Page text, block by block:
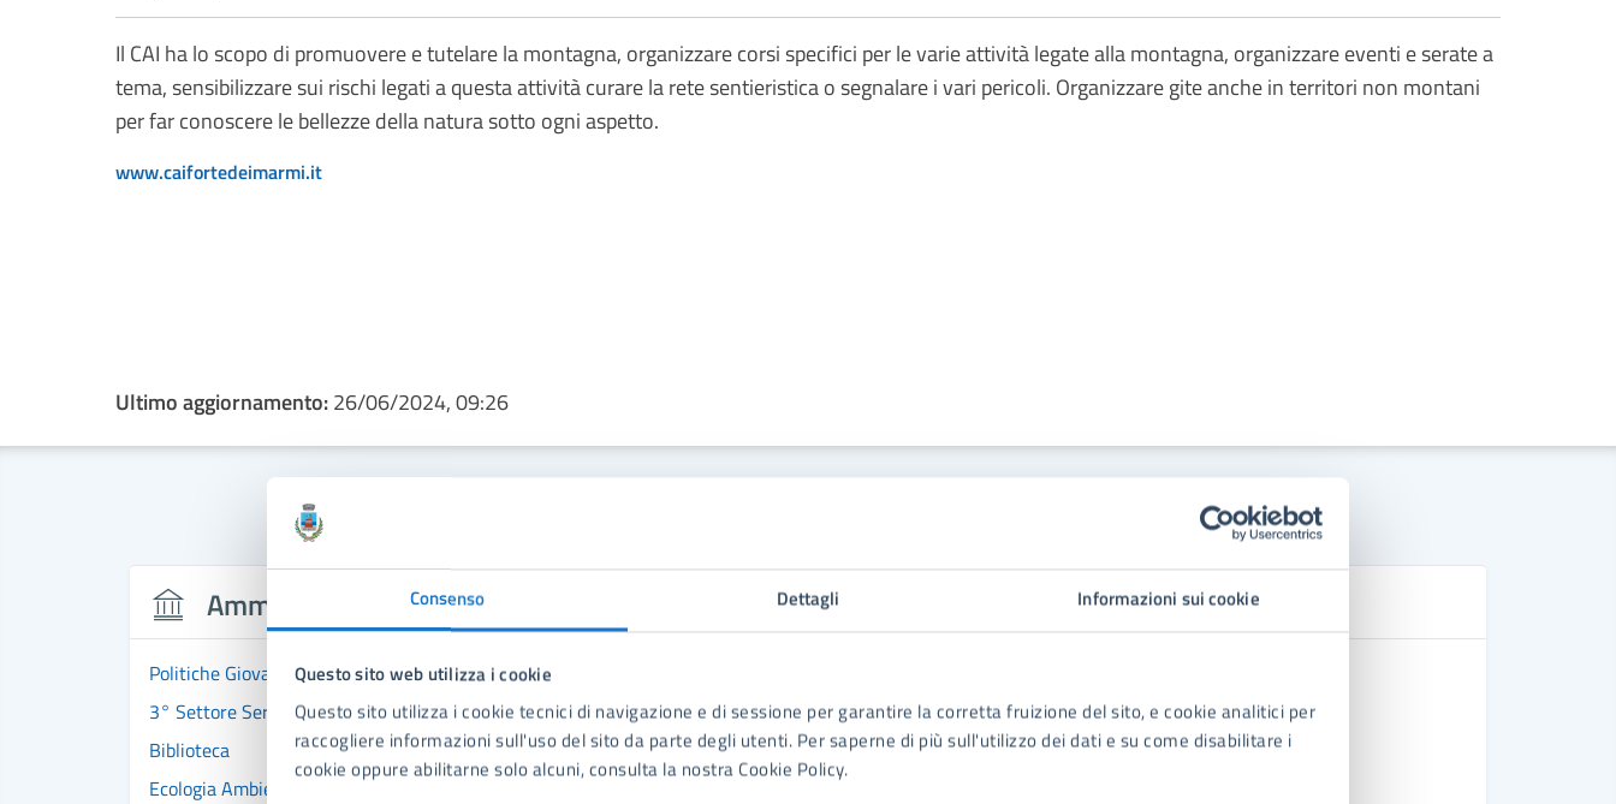
Consenso Dettagli Informazioni sui cookie
Questo sito web utilizza i cookie
Questo sito utilizza i cookie tecnici di navigazione e di sessione per garantire la corretta fruizione del sito, e cookie analitici per
raccogliere informazioni sull'uso del sito da parte degli utenti. Per saperne di più sull'utilizzo dei dati e su come disabilitare i
cookie oppure abilitarne solo alcuni, consulta la nostra Cookie Policy.
Il CAI ha lo scopo di promuovere e tutelare la montagna, organizzare corsi specifici per le varie attività legate alla montagna, organizzare eventi e serate a
tema, sensibilizzare sui rischi legati a questa attività curare la rete sentieristica o segnalare i vari pericoli. Organizzare gite anche in territori non montani
per far conoscere le bellezze della natura sotto ogni aspetto.
www.caifortedeimarmi.it
Ultimo aggiornamento:26/06/2024, 09:26
Amministrazione
Politiche Giovanili e Informagiovani
3° Settore Servizi Sociali Sport Demografici Scuola e Rapporti con USL - Conferenza dei Sindaci
Biblioteca
Ecologia Ambiente